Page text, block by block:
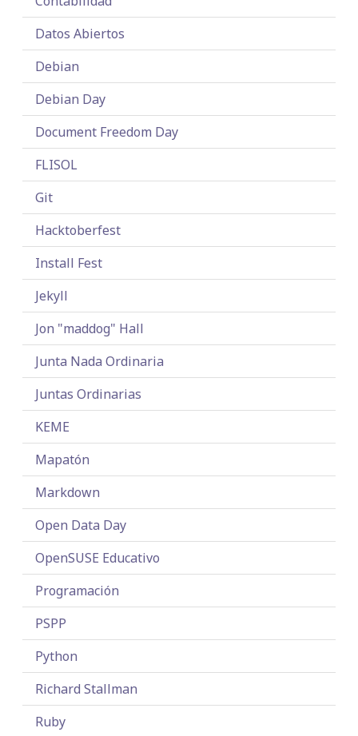
Datos Abiertos
Debian
Debian Day
Document Freedom Day
FLISOL
Git
Hacktoberfest
Install Fest
Jekyll
Jon "maddog" Hall
Junta Nada Ordinaria
Juntas Ordinarias
KEME
Mapatón
Markdown
Open Data Day
OpenSUSE Educativo
Programación
PSPP
Python
Richard Stallman
Ruby